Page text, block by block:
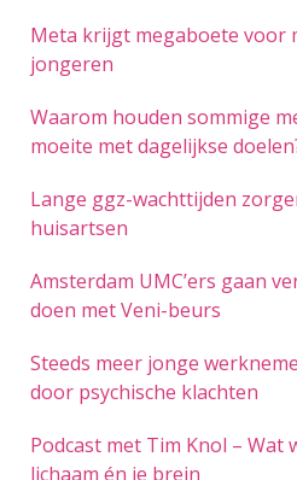
Meta krijgt megaboete voor
jongeren
Waarom houden sommige
moeite met dagelijkse
Lange ggz-wachttijden
huisartsen
Amsterdam UMC’ers gaan
doen met Veni-beurs
Steeds meer jonge
door psychische klachten
Podcast met Tim Knol – Wat
lichaam én je brein